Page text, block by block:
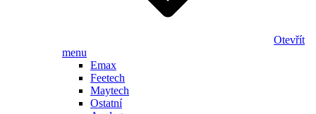
Otevřít
menu
Emax
Feetech
Maytech
Ostatní